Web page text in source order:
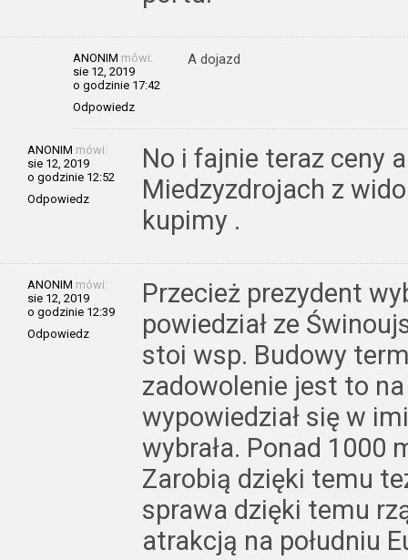
ANONIM mówi:
sie 12, 2019
o godzinie 17:42
Odpowiedz
A dojazd
ANONIM mówi:
sie 12, 2019
o godzinie 12:52
Odpowiedz
No i fajnie teraz ceny
Miedzyzdrojach z
kupimy .
ANONIM mówi:
sie 12, 2019
o godzinie 12:39
Odpowiedz
Przecież prezydent
powiedział ze
stoi wsp. Budowy
zadowolenie jest to
wypowiedział się w
wybrała. Ponad 1000
Zarobią dzięki temu
sprawa dzięki temu
atrakcją na południu